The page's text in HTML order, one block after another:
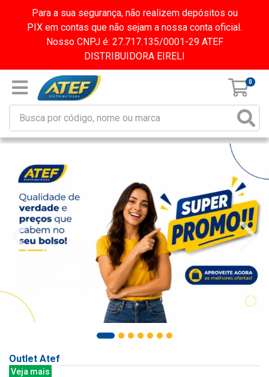
Para a sua segurança, não realizem depósitos ou
PIX em contas que não sejam a nossa conta oficial.
Nosso CNPJ é: 27.717.135/0001-29 ATEF
DISTRIBUIDORA EIRELI
0
Outlet Atef
Veja mais